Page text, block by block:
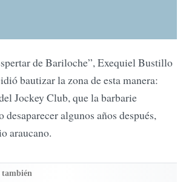
de Bariloche”, Exequiel Bustillo
bautizar la zona de esta manera:
Jockey Club, que la barbarie
desaparecer algunos años después,
araucano.
también